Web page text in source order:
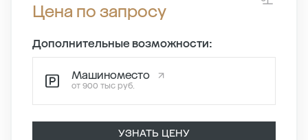
Цена по запросу
Дополнительные возможности:
Машиноместо
от 900 тыс руб.
УЗНАТЬ ЦЕНУ